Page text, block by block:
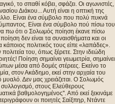
το σπαθί κόβει, σφάζει. Οι αγωνιστές,
Διάκου... Αυτή είναι η οπτική της
Είναι ένα σύμβολο που πολύ πυκνά
Είναι ένα σύμβολο πού πίσω του
πω ότι ο Σολωμός ποίηση έκανε πίσω
δεν είναι τα συναισθήματα και οι
κάποιος πολιτικός τους είπε «λαπάδες».
του, όπως ξέρετε. Στην ιδεώδη
Ποίηση σημαίνει γεωμετρία, σημαίνει
μέσα από δομές στέρεες. Εκείνο το
στον Ακάδημο, εκεί στην αρχαία του
μυαλό. Δεν μας χρειάζεται. Ο Σολωμός
στους Ελεύθερους
βαθμολογημένος''. Από εκεί ξεκινάμε
οι ποιητές Σαίξπηρ, Ντάντε